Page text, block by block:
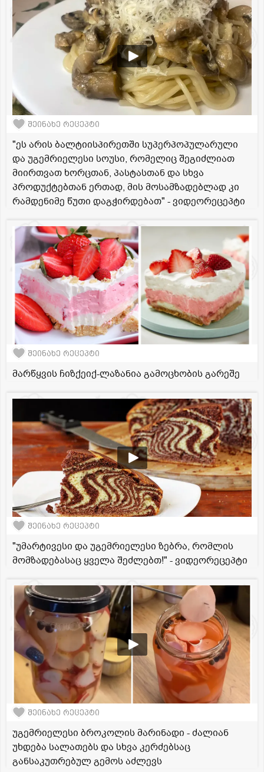
შეინახე რეცეპტი
"ეს არის ბალტიისპირეთში სუპერპოპულარული
და უგემრიელესი სოუსი, რომელიც შეგიძლიათ
მიირთვათ ხორცთან, პასტასთან და სხვა
პროდუქტებთან ერთად, მის მოსამზადებლად კი
რამდენიმე წუთი დაგჭირდებათ" - ვიდეორეცეპტი
შეინახე რეცეპტი
მარწყვის ჩიზქეიქ-ლაზანია გამოცხობის გარეშე
შეინახე რეცეპტი
"უმარტივესი და უგემრიელესი ზებრა, რომლის
მომზადებასაც ყველა შეძლებთ!" - ვიდეორეცეპტი
შეინახე რეცეპტი
უგემრიელესი ბროკოლის მარინადი - ძალიან
უხდება სალათებს და სხვა კერძებსაც
განსაკუთრებულ გემოს აძლევს